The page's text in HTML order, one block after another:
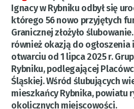
Ignacy w Rybniku odbył się
którego 56 nowo przyjętych
Granicznej złożyło
również okazją do
otwarciu od 1 lipca 2025 r.
Rybniku, podlegającej
Śląskiej. Wśród ślubujących
mieszkańcy Rybnika, powiatu
okolicznych miejscowości.